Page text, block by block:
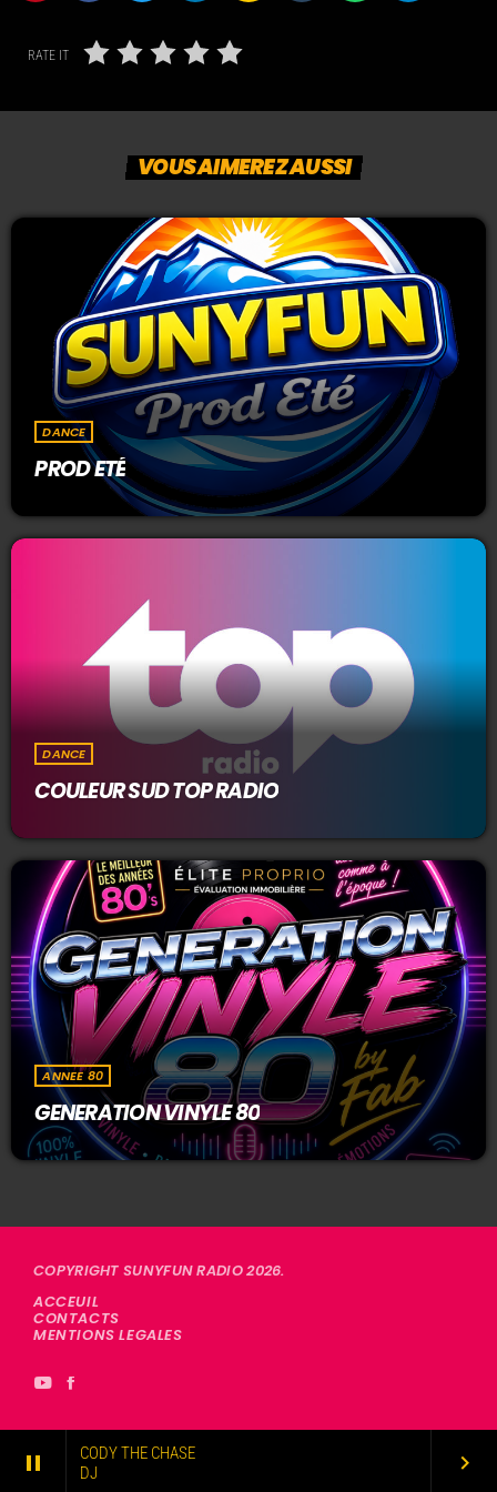
pause
CODY THE CHASE
DJ
keyboard_arrow_right
RATE IT
VOUS AIMEREZ AUSSI
DANCE
PROD ETÉ
DANCE
COULEUR SUD TOP RADIO
ANNEE 80
GENERATION VINYLE 80
COPYRIGHT SUNYFUN RADIO 2026.
ACCEUIL
CONTACTS
MENTIONS LEGALES